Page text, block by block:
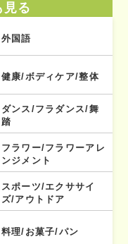
見る
外国語
健康/ボディケア/整体
ダンス/フラダンス/舞
踏
フラワー/フラワーアレ
ンジメント
スポーツ/エクササイ
ズ/アウトドア
料理/お菓子/パン